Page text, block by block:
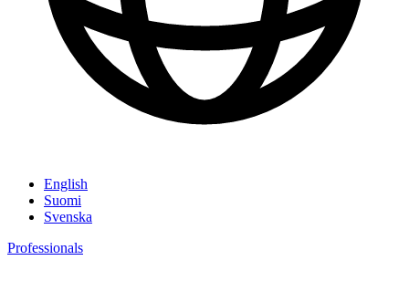
English
Suomi
Svenska
Professionals